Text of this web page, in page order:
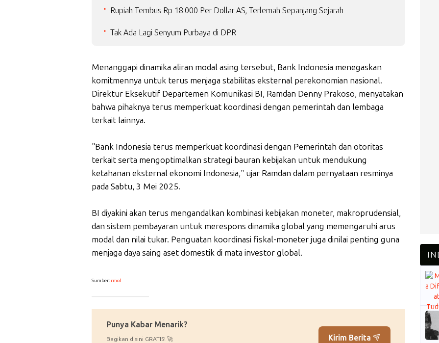
Rupiah Tembus Rp 18.000 Per Dollar AS, Terlemah Sepanjang Sejarah
Tak Ada Lagi Senyum Purbaya di DPR
Menanggapi dinamika aliran modal asing tersebut, Bank Indonesia menegaskan
komitmennya untuk terus menjaga stabilitas eksternal perekonomian nasional.
Direktur Eksekutif Departemen Komunikasi BI, Ramdan Denny Prakoso, menyatakan
bahwa pihaknya terus memperkuat koordinasi dengan pemerintah dan lembaga
terkait lainnya.
"Bank Indonesia terus memperkuat koordinasi dengan Pemerintah dan otoritas
terkait serta mengoptimalkan strategi bauran kebijakan untuk mendukung
ketahanan eksternal ekonomi Indonesia," ujar Ramdan dalam pernyataan resminya
pada Sabtu, 3 Mei 2025.
BI diyakini akan terus mengandalkan kombinasi kebijakan moneter, makroprudensial,
dan sistem pembayaran untuk merespons dinamika global yang memengaruhi arus
modal dan nilai tukar. Penguatan koordinasi fiskal-moneter juga dinilai penting guna
menjaga daya saing aset domestik di mata investor global.
Sumber: rmol
Punya Kabar Menarik?
Bagikan disini GRATIS! 🚀
Kirim Berita